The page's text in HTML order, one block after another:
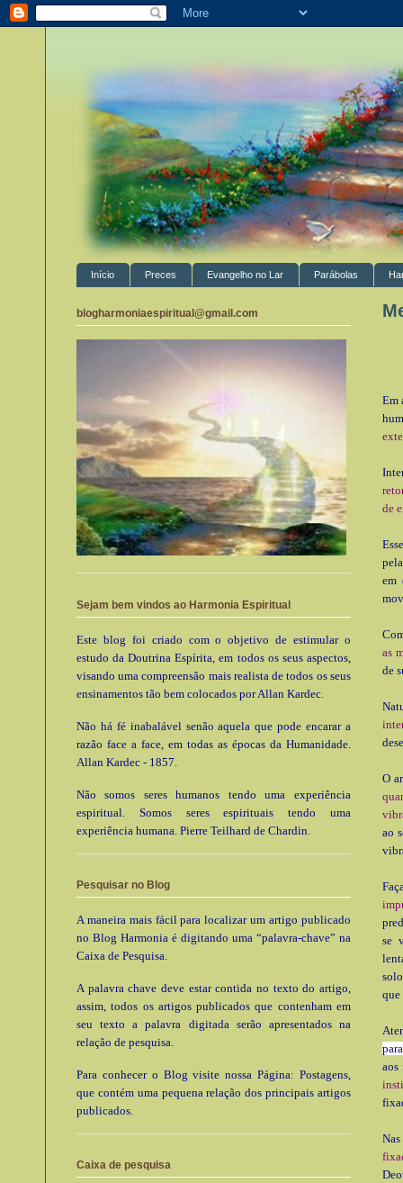
Início Preces Evangelho no Lar Parábolas
Em
de
em
as
de
O
ao
se
que
aos
blogharmoniaespiritual@gmail.com
Sejam bem vindos ao Harmonia Espiritual
Este blog foi criado com o objetivo de estimular o
estudo da Doutrina Espírita, em todos os seus aspectos,
visando uma compreensão mais realista de todos os seus
ensinamentos tão bem colocados por Allan Kardec.
Não há fé inabalável senão aquela que pode encarar a
razão face a face, em todas as épocas da Humanidade.
Allan Kardec - 1857.
Não somos seres humanos tendo uma experiência
espiritual. Somos seres espirituais tendo uma
experiência humana. Pierre Teilhard de Chardin.
Pesquisar no Blog
A maneira mais fácil para localizar um artigo publicado
no Blog Harmonia é digitando uma “palavra-chave” na
Caixa de Pesquisa.
A palavra chave deve estar contida no texto do artigo,
assim, todos os artigos publicados que contenham em
seu texto a palavra digitada serão apresentados na
relação de pesquisa.
Para conhecer o Blog visite nossa Página: Postagens,
que contém uma pequena relação dos principais artigos
publicados.
Caixa de pesquisa